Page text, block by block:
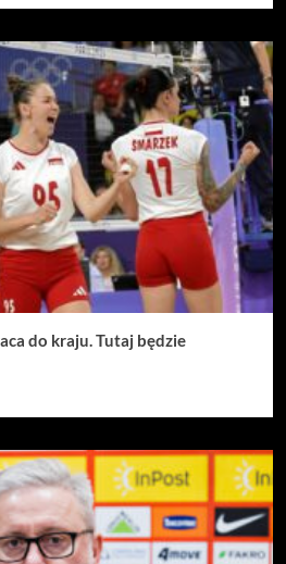
do kraju. Tutaj będzie